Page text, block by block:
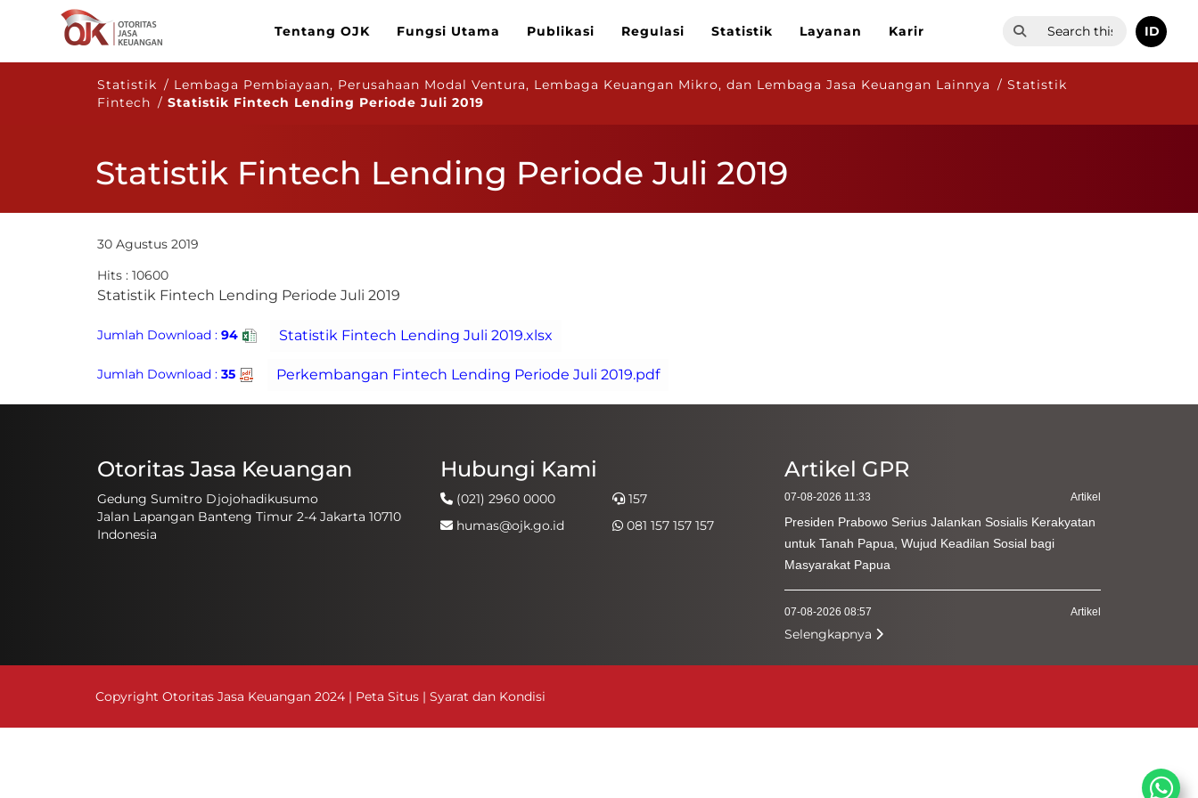
Tentang OJK Fungsi Utama Publikasi Regulasi Statistik Layanan Karir ID
Statistik / Lembaga Pembiayaan, Perusahaan Modal Ventura, Lembaga Keuangan Mikro, dan Lembaga Jasa Keuangan Lainnya / Statistik
Fintech /Statistik Fintech Lending Periode Juli 2019
Statistik Fintech Lending Periode Juli 2019
30 Agustus 2019
Hits : 10600
​Statistik Fintech Lending Periode Juli 2019
Jumlah Download :94
Jumlah Download :35
Otoritas Jasa Keuangan
Gedung Sumitro Djojohadikusumo
Jalan Lapangan Banteng Timur 2-4 Jakarta 10710
Indonesia
Hubungi Kami
(021) 2960 0000
157
humas@ojk.go.id
081 157 157 157
Artikel GPR
Artikel
07-08-2026 11:33
Presiden Prabowo Serius Jalankan Sosialis Kerakyatan
untuk Tanah Papua, Wujud Keadilan Sosial bagi
Masyarakat Papua
Artikel
07-08-2026 08:57
Kementerian Kehutanan Perkuat Kepatuhan Pengguna
Hadiri Zikir dan Doa Kebangsaan, Ketua MPR Harap
Selengkapnya
Copyright Otoritas Jasa Keuangan 2024 | Peta Situs | Syarat dan Kondisi